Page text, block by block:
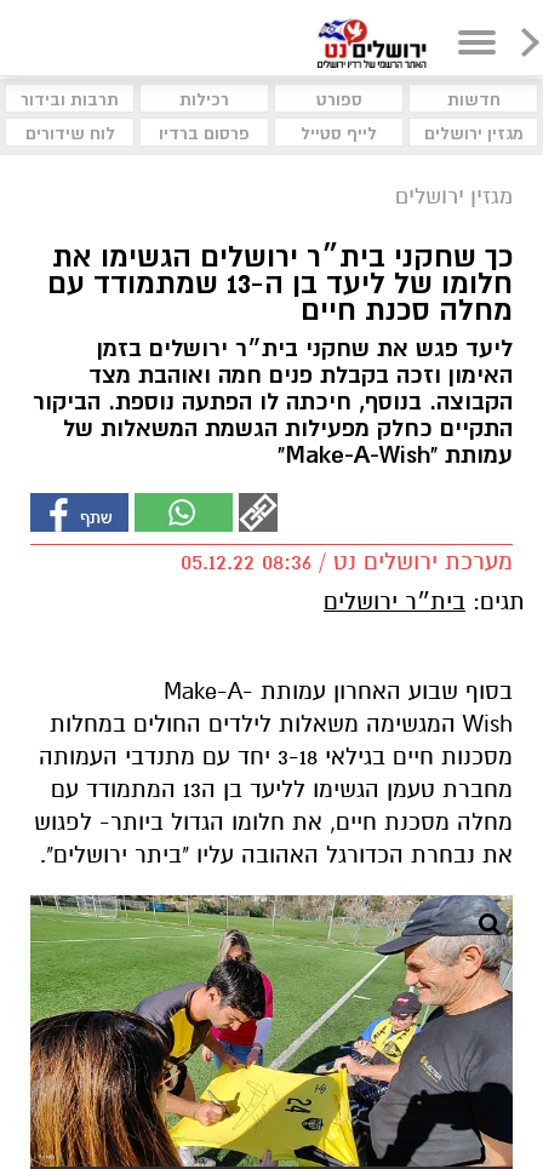
חדשות ספורט רכילות
תרבות ובידור
מגזין ירושלים
לייף סטייל פרסום ברדיו לוח שידורים
מגזין ירושלים
כך שחקני בית״ר ירושלים הגשימו את
חלומו של ליעד בן ה-13 שמתמודד עם
מחלה סכנת חיים
ליעד פגש את שחקני בית״ר ירושלים בזמן
האימון וזכה בקבלת פנים חמה ואוהבת מצד
הקבוצה. בנוסף, חיכתה לו הפתעה נוספת. הביקור
התקיים כחלק מפעילות הגשמת המשאלות של
עמותת "Make-A-Wish"
מערכת ירושלים נט / 08:36 05.12.22
תגים: בית״ר ירושלים
בסוף שבוע האחרון עמותת Make-A-
Wish המגשימה משאלות לילדים החולים במחלות
מסכנות חיים בגילאי 3-18 יחד עם מתנדבי העמותה
מחברת טעמן הגשימו לליעד בן ה13 המתמודד עם
מחלה מסכנת חיים, את חלומו הגדול ביותר- לפגוש
את נבחרת הכדורגל האהובה עליו "ביתר ירושלים".